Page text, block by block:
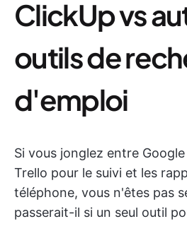
ClickUp vs
outils de
d'emploi
Si vous jonglez entre
Trello pour le suivi et les
téléphone, vous n'êtes pas
passerait-il si un seul outil